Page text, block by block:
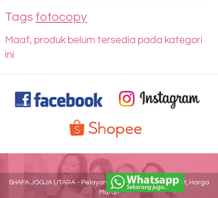
Tags fotocopy
Maaf, produk belum tersedia pada kategori
ini
SHAFA JOGJA UTARA - Pelayanan Cepat, Produk Komplit, Harga
Murah